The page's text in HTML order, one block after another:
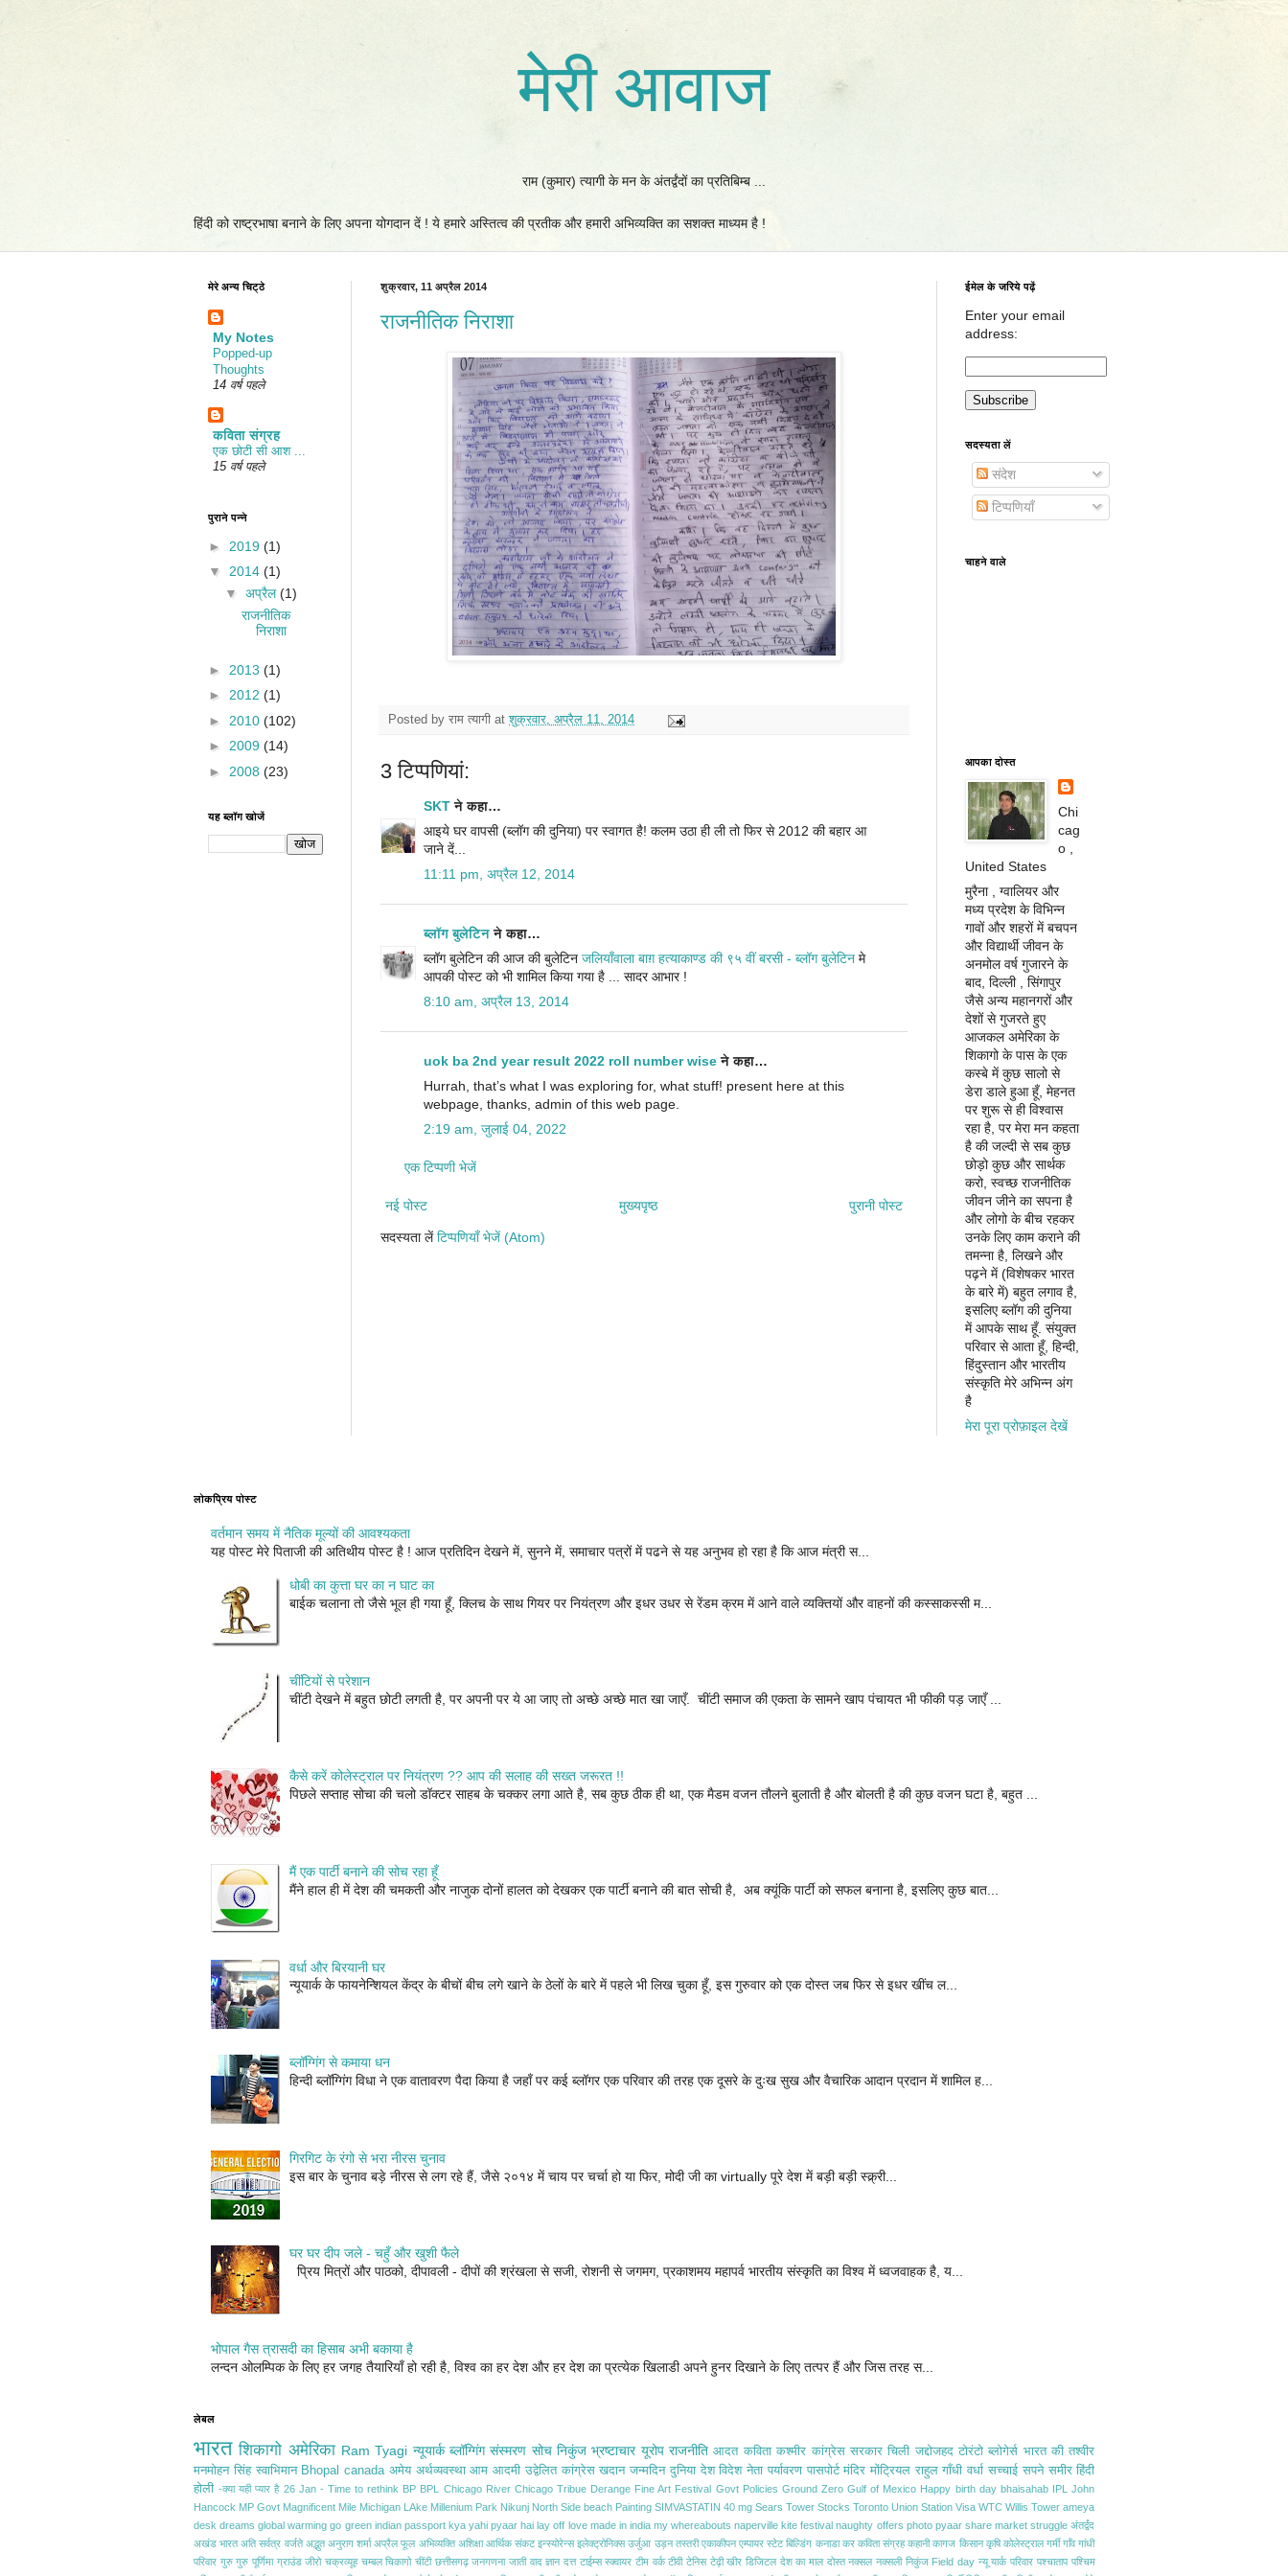
मेरी आवाज
राम (कुमार) त्यागी के मन के अंतर्द्वंदों का प्रतिबिम्ब ...
हिंदी को राष्ट्रभाषा बनाने के लिए अपना योगदान दें ! ये हमारे अस्तित्व की प्रतीक और हमारी अभिव्यक्ति का सशक्त माध्यम है !
शुक्रवार, 11 अप्रैल 2014
राजनीतिक निराशा
Posted by राम त्यागी atशुक्रवार, अप्रैल 11, 2014
3 टिप्‍पणियां:
SKTने कहा…
आइये घर वापसी (ब्लॉग की दुनिया) पर स्वागत है! कलम उठा ही ली तो फिर से 2012 की बहार आ
जाने दें...
11:11 pm, अप्रैल 12, 2014
ब्लॉग बुलेटिनने कहा…
ब्लॉग बुलेटिन की आज की बुलेटिन जलियाँवाला बाग़ हत्याकाण्ड की ९५ वीं बरसी - ब्लॉग बुलेटिन मे
आपकी पोस्ट को भी शामिल किया गया है ... सादर आभार !
8:10 am, अप्रैल 13, 2014
uok ba 2nd year result 2022 roll number wiseने कहा…
Hurrah, that’s what I was exploring for, what stuff! present here at this
webpage, thanks, admin of this web page.
2:19 am, जुलाई 04, 2022
एक टिप्पणी भेजें
नई पोस्ट पुरानी पोस्ट
मुख्यपृष्ठ
सदस्यता लेंटिप्पणियाँ भेजें (Atom)
मेरे अन्य चिट्ठे
My Notes
Popped-up
Thoughts
14 वर्ष पहले
कविता संग्रह
एक छोटी सी आश ...
15 वर्ष पहले
पुराने पन्ने
► 2019 (1)
▼ 2014 (1)
▼ अप्रैल(1)
राजनीतिक
निराशा
► 2013 (1)
► 2012 (1)
► 2010 (102)
► 2009 (14)
► 2008 (23)
यह ब्लॉग खोजें
ईमेल के जरिये पढ़ें
Enter your email
address:
सदस्यता लें
संदेश
टिप्पणियाँ
चाहने वाले
आपका दोस्त
Chi
cag
o ,
United States
मुरैना , ग्वालियर और
मध्य प्रदेश के विभिन्न
गावों और शहरों में बचपन
और विद्यार्थी जीवन के
अनमोल वर्ष गुजारने के
बाद, दिल्ली , सिंगापुर
जैसे अन्य महानगरों और
देशों से गुजरते हुए
आजकल अमेरिका के
शिकागो के पास के एक
कस्बे में कुछ सालो से
डेरा डाले हुआ हूँ, मेहनत
पर शुरू से ही विश्वास
रहा है, पर मेरा मन कहता
है की जल्दी से सब कुछ
छोड़ो कुछ और सार्थक
करो, स्वच्छ राजनीतिक
जीवन जीने का सपना है
और लोगो के बीच रहकर
उनके लिए काम कराने की
तमन्ना है, लिखने और
पढ़ने में (विशेषकर भारत
के बारे में) बहुत लगाव है,
इसलिए ब्लॉग की दुनिया
में आपके साथ हूँ. संयुक्त
परिवार से आता हूँ, हिन्दी,
हिंदुस्तान और भारतीय
संस्कृति मेरे अभिन्न अंग
है
मेरा पूरा प्रोफ़ाइल देखें
लोकप्रिय पोस्ट
वर्तमान समय में नैतिक मूल्यों की आवश्यकता
यह पोस्ट मेरे पिताजी की अतिथीय पोस्ट है ! आज प्रतिदिन देखने में, सुनने में, समाचार पत्रों में पढने से यह अनुभव हो रहा है कि आज मंत्री स...
धोबी का कुत्ता घर का न घाट का
बाईक चलाना तो जैसे भूल ही गया हूँ, क्लिच के साथ गियर पर नियंत्रण और इधर उधर से रेंडम क्रम में आने वाले व्यक्तियों और वाहनों की कस्साकस्सी म...
चींटियों से परेशान
चींटी देखने में बहुत छोटी लगती है, पर अपनी पर ये आ जाए तो अच्छे अच्छे मात खा जाएँ. चींटी समाज की एकता के सामने खाप पंचायत भी फीकी पड़ जाएँ ...
कैसे करें कोलेस्ट्राल पर नियंत्रण ?? आप की सलाह की सख्त जरूरत !!
पिछले सप्ताह सोचा की चलो डॉक्टर साहब के चक्कर लगा आते है, सब कुछ ठीक ही था, एक मैडम वजन तौलने बुलाती है और बोलती है की कुछ वजन घटा है, बहुत ...
मैं एक पार्टी बनाने की सोच रहा हूँ
मैंने हाल ही में देश की चमकती और नाजुक दोनों हालत को देखकर एक पार्टी बनाने की बात सोची है, अब क्यूंकि पार्टी को सफल बनाना है, इसलिए कुछ बात...
वर्धा और बिरयानी घर
न्यूयार्क के फायनेन्शियल केंद्र के बीचों बीच लगे खाने के ठेलों के बारे में पहले भी लिख चुका हूँ, इस गुरुवार को एक दोस्त जब फिर से इधर खींच ल...
ब्लॉग्गिंग से कमाया धन
हिन्दी ब्लॉग्गिंग विधा ने एक वातावरण पैदा किया है जहाँ पर कई ब्लॉगर एक परिवार की तरह एक दूसरे के दुःख सुख और वैचारिक आदान प्रदान में शामिल ह...
गिरगिट के रंगो से भरा नीरस चुनाव
इस बार के चुनाव बड़े नीरस से लग रहे हैं, जैसे २०१४ में चाय पर चर्चा हो या फिर, मोदी जी का virtually पूरे देश में बड़ी बड़ी स्क्र्री...
घर घर दीप जले - चहुँ और खुशी फैले
प्रिय मित्रों और पाठको, दीपावली - दीपों की श्रंखला से सजी, रोशनी से जगमग, प्रकाशमय महापर्व भारतीय संस्कृति का विश्व में ध्वजवाहक है, य...
भोपाल गैस त्रासदी का हिसाब अभी बकाया है
लन्दन ओलम्पिक के लिए हर जगह तैयारियाँ हो रही है, विश्व का हर देश और हर देश का प्रत्येक खिलाडी अपने हुनर दिखाने के लिए तत्पर हैं और जिस तरह स...
लेबल
भारत शिकागो अमेरिका Ram Tyagi न्यूयार्क ब्लॉग्गिंग संस्मरण सोच निकुंज भ्रष्टाचार यूरोप राजनीति आदत कविता कश्मीर कांग्रेस सरकार चिली जद्दोजहद टोरंटो ब्लोगेर्स भारत की तश्वीर
मनमोहन सिंह स्वाभिमान Bhopal canada अमेय अर्थव्यवस्था आम आदमी उद्वेलित कांग्रेस खदान जन्मदिन दुनिया देश विदेश नेता पर्यावरण पासपोर्ट मंदिर मोंट्रियल राहुल गाँधी वर्धा सच्चाई सपने समीर हिंदी
होली -क्या यही प्यार है 26 Jan - Time to rethink BP BPL Chicago River Chicago Tribue Derange Fine Art Festival Govt Policies Ground Zero Gulf of Mexico Happy birth day bhaisahab IPL
John
Hancock MP Govt Magnificent Mile Michigan LAke Millenium Park Nikunj North Side beach Painting SIMVASTATIN 40 mg Sears Tower Stocks Toronto Union Station Visa WTC Willis Tower ameya
desk dreams global warming go green indian passport kya yahi pyaar hai lay off love made in india my whereabouts naperville kite festival naughty offers photo pyaar share market struggle अंतर्द्वंद
अखंड भारत अति सर्वत्र वर्जते अद्भुत अनुराग शर्मा अप्रैल फूल अभिव्यक्ति अशिक्षा आर्थिक संकट इन्स्योरेन्स इलेक्ट्रोनिक्स उर्जुआ उड़न तस्तरी एकाकीपन एम्पायर स्टेट बिल्डिंग कनाडा कर कविता संग्रह कहानी कागज किसान कृषि कोलेस्ट्राल गर्मी गाँव गांधी
परिवार गुरु गुरु पूर्णिमा ग्राउंड जीरो चक्रव्यूह चम्बल चिकागो चींटी छत्तीसगढ़ जनगणना जाती वाद ज्ञान दत्त टाईम्स स्क्वायर टीम वर्क टीवी टेनिस टेढ़ी खीर डिजिटल देश का माल दोस्त नक्सल नक्सली निकुंज Field day न्यू यार्क परिवार पश्चाताप पश्चिम